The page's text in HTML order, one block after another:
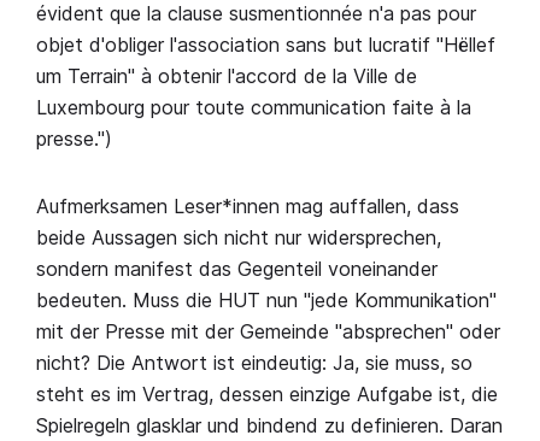
évident que la clause susmentionnée n'a pas pour
objet d'obliger l'association sans but lucratif "Hëllef
um Terrain" à obtenir l'accord de la Ville de
Luxembourg pour toute communication faite à la
presse.")
Aufmerksamen Leser*innen mag auffallen, dass
beide Aussagen sich nicht nur widersprechen,
sondern manifest das Gegenteil voneinander
bedeuten. Muss die HUT nun "jede Kommunikation"
mit der Presse mit der Gemeinde "absprechen" oder
nicht? Die Antwort ist eindeutig: Ja, sie muss, so
steht es im Vertrag, dessen einzige Aufgabe ist, die
Spielregeln glasklar und bindend zu definieren. Daran